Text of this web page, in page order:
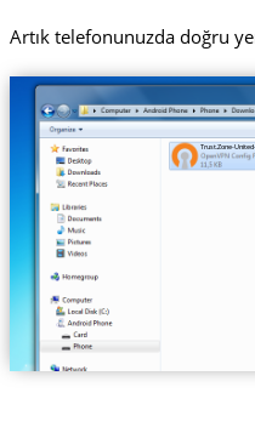
Artık telefonunuzda doğru
Trust.Zone-